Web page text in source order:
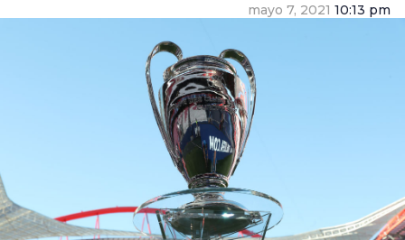
mayo 7, 2021 10:13 pm